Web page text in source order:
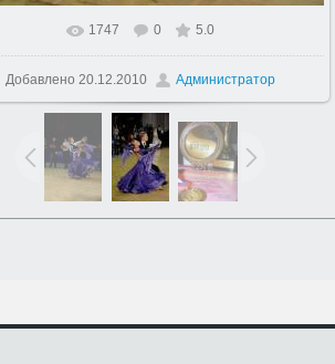
В реальном размере 401x604
1747 0 5.0
Добавлено 20.12.2010 Администратор